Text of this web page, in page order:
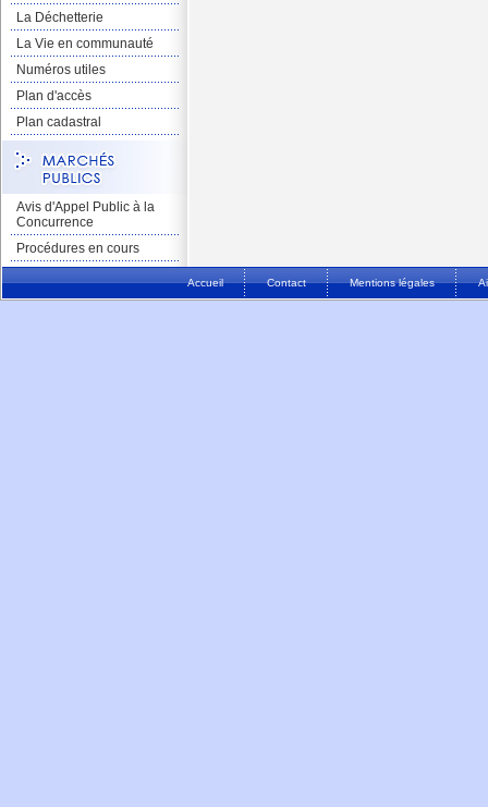
La Déchetterie
La Vie en communauté
Numéros utiles
Plan d'accès
Plan cadastral
Avis d'Appel Public à la
Concurrence
Procédures en cours
Accueil Contact Mentions légales